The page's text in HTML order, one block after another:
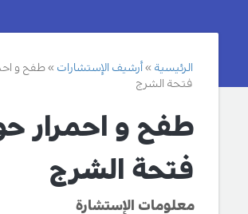
الرئيسية أرشيف الإستشارات
طفح و
فتحة الشرج
طفح و احمرار
فتحة الشرج
معلومات الإستشارة